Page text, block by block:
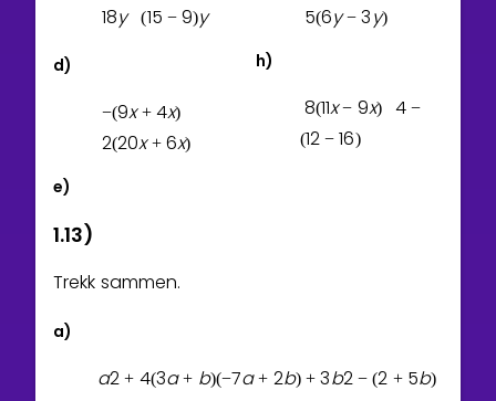
18y (15 − 9)y
d)
−(9x + 4x)
2(20x + 6x)
e)
5(6y − 3y)
h)
8(11x − 9x) 4 −
(12 − 16)
1.13)
Trekk sammen.
a)
a2 + 4(3a + b)(−7a + 2b) + 3b2 − (2 + 5b)